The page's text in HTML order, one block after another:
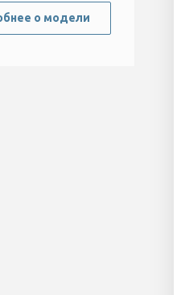
о модели